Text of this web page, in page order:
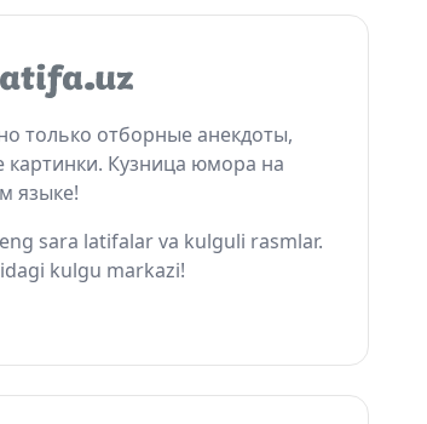
только отборные анекдоты,
Кузница юмора на
языке!
sara latifalar va kulguli rasmlar.
kulgu markazi!